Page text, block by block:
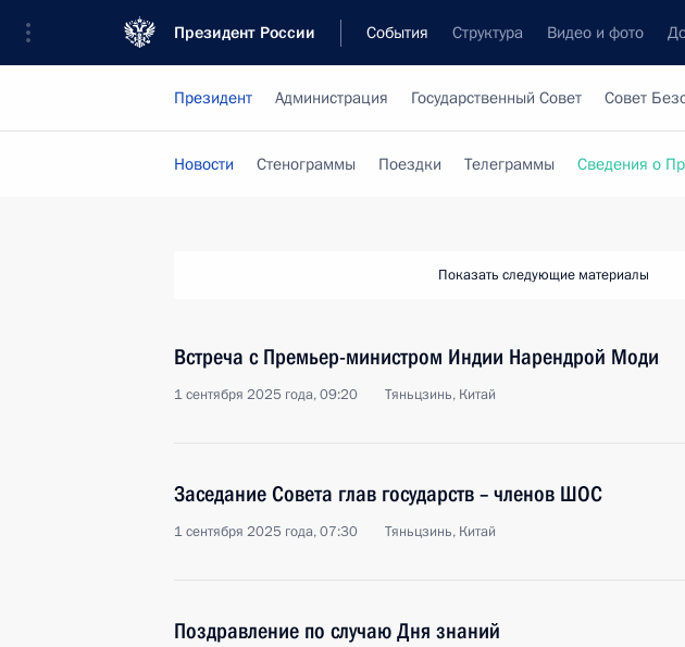
Президент России События Структура Видео и фото
Президент Администрация Государственный Совет Совет
Новости Стенограммы Поездки Телеграммы Сведения о
Показать следующие материалы
Встреча с Премьер-министром Индии Нарендрой Моди
1 сентября 2025 года, 09:20 Тяньцзинь, Китай
Заседание Совета глав государств – членов ШОС
1 сентября 2025 года, 07:30 Тяньцзинь, Китай
Поздравление по случаю Дня знаний